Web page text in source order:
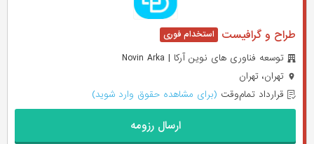
طراح و گرافیست
توسعه فناوری های نوین آرکا | Novin Arka
تهران، تهران
قرارداد تمام‌وقت (برای مشاهده حقوق وارد شوید)
ارسال رزومه